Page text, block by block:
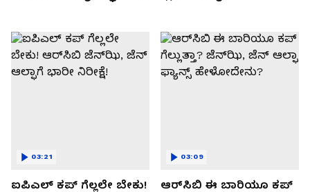
ಐಪಿಎಲ್ ಕಪ್‌ ಗೆಲ್ಲಲೇ ಬೇಕು!
03:21
ಆರ್‌ಸಿಬಿ ಈ ಬಾರಿಯೂ ಕಪ್‌
03:09